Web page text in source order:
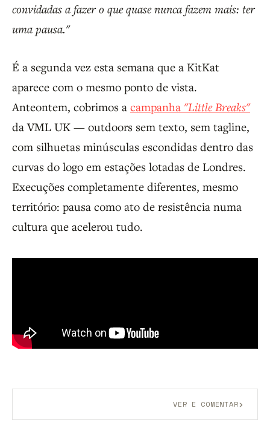
convidadas a fazer o que quase nunca fazem mais: ter
uma pausa."
É a segunda vez esta semana que a KitKat
aparece com o mesmo ponto de vista.
Anteontem, cobrimos a campanha "Little Breaks"
da VML UK — outdoors sem texto, sem tagline,
com silhuetas minúsculas escondidas dentro das
curvas do logo em estações lotadas de Londres.
Execuções completamente diferentes, mesmo
território: pausa como ato de resistência numa
cultura que acelerou tudo.
VER E COMENTAR›